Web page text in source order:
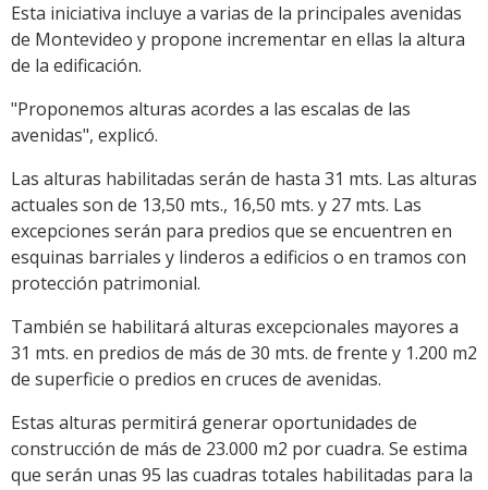
Esta iniciativa incluye a varias de la principales avenidas
de Montevideo y propone incrementar en ellas la altura
de la edificación.
"Proponemos alturas acordes a las escalas de las
avenidas", explicó.
Las alturas habilitadas serán de hasta 31 mts. Las alturas
actuales son de 13,50 mts., 16,50 mts. y 27 mts. Las
excepciones serán para predios que se encuentren en
esquinas barriales y linderos a edificios o en tramos con
protección patrimonial.
También se habilitará alturas excepcionales mayores a
31 mts. en predios de más de 30 mts. de frente y 1.200 m2
de superficie o predios en cruces de avenidas.
Estas alturas permitirá generar oportunidades de
construcción de más de 23.000 m2 por cuadra. Se estima
que serán unas 95 las cuadras totales habilitadas para la